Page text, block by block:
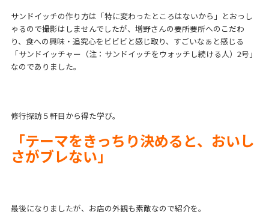
サンドイッチの作り方は「特に変わったところはないから」とおっし
ゃるので撮影はしませんでしたが、増野さんの要所要所へのこだわ
り、食への興味・追究心をビビビと感じ取り、すごいなぁと感じる
「サンドイッチャー（注：サンドイッチをウォッチし続ける人）2号」
なのでありました。
修行探訪５軒目から得た学び。
「テーマをきっちり決めると、おいし
さがブレない」
最後になりましたが、お店の外観も素敵なので紹介を。